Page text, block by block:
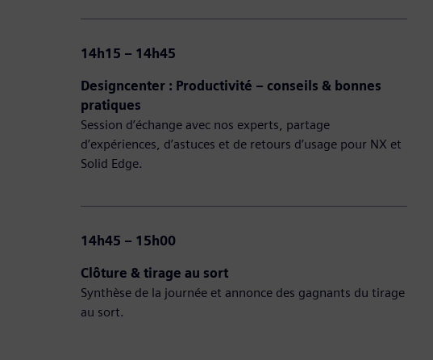
14h15 – 14h45
Designcenter : Productivité – conseils & bonnes
pratiques
Session d’échange avec nos experts, partage
d’expériences, d’astuces et de retours d’usage pour NX et
Solid Edge.
14h45 – 15h00
Clôture & tirage au sort
Synthèse de la journée et annonce des gagnants du tirage
au sort.